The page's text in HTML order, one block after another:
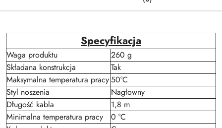
Specyfikacja
Waga produktu
260 g
Składana konstrukcja
Tak
Maksymalna temperatura pracy50°C
Styl noszenia
Nagłowny
Długość kabla
1,8 m
Minimalna temperatura pracy
0 °C